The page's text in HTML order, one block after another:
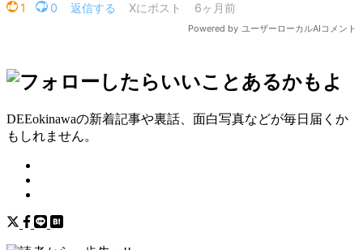
DEEokinawaの新着記事や裏話、面白写真などが毎日届くか
もしれません。